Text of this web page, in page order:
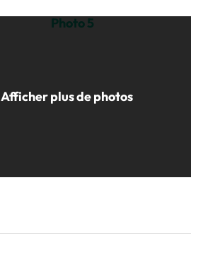
Afficher plus de photos
Photo 5, © Yume